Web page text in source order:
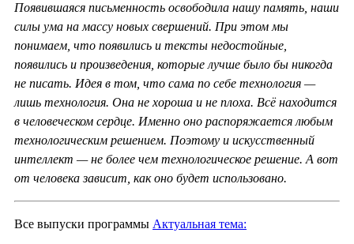
Появившаяся письменность освободила нашу память, наши
силы ума на массу новых свершений. При этом мы
понимаем, что появились и тексты недостойные,
появились и произведения, которые лучше было бы никогда
не писать. Идея в том, что сама по себе технология —
лишь технология. Она не хороша и не плоха. Всё находится
в человеческом сердце. Именно оно распоряжается любым
технологическим решением. Поэтому и искусственный
интеллект — не более чем технологическое решение. А вот
от человека зависит, как оно будет использовано.
Все выпуски программы Актуальная тема: